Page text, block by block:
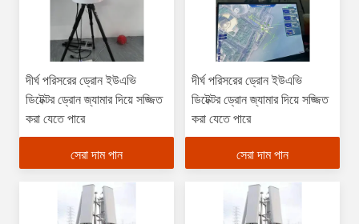
দীর্ঘ পরিসরের ড্রোন ইউএভি
ডিটেক্টর ড্রোন জ্যামার দিয়ে সজ্জিত
করা যেতে পারে
সেরা দাম পান
দীর্ঘ পরিসরের ড্রোন ইউএভি
ডিটেক্টর ড্রোন জ্যামার দিয়ে সজ্জিত
করা যেতে পারে
সেরা দাম পান